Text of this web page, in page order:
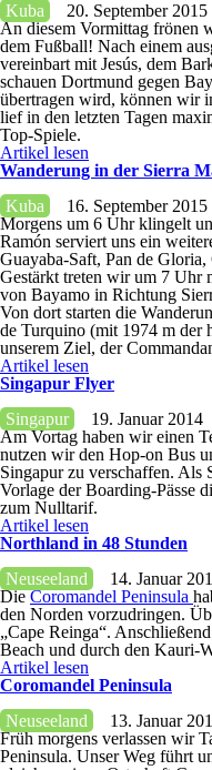
Kuba
20. September 2015
An diesem Vormittag frönen
dem Fußball! Nach einem
vereinbart mit Jesús, dem
schauen Dortmund gegen
übertragen wird, können wir
lief in den letzten Tagen
Top-Spiele.
Artikel lesen
Wanderung in der Sierra
Kuba
16. September 2015
Morgens um 6 Uhr klingelt
Ramón serviert uns ein
Guayaba-Saft, Pan de
Gestärkt treten wir um 7 Uhr
von Bayamo in Richtung
Von dort starten die
de Turquino (mit 1974 m der
unserem Ziel, der
Artikel lesen
Singapur Flyer
Singapur
19. Januar 2014
Am Vortag haben wir einen
nutzen wir den Hop-on Bus
Singapur zu verschaffen. Als
Vorlage der Boarding-Pässe
zum Nulltarif.
Artikel lesen
Northland in 48 Stunden
Neuseeland
14. Januar
DieCoromandel Peninsula
den Norden vorzudringen.
„Cape Reinga“.
Beach und durch den Kauri-
Artikel lesen
Coromandel Peninsula
Neuseeland
13. Januar
Früh morgens verlassen wir
Peninsula. Unser Weg führt